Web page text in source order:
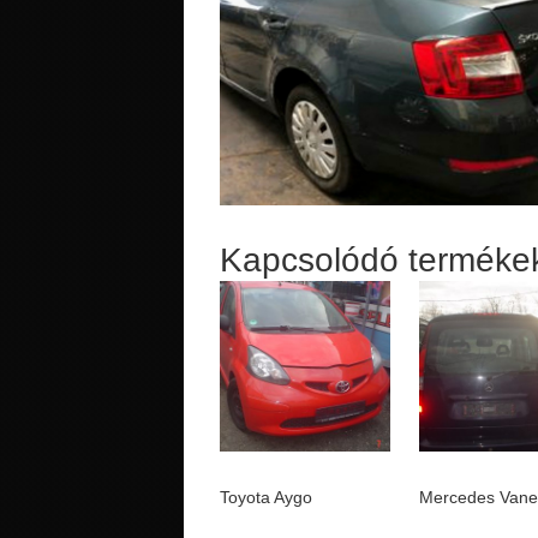
Kapcsolódó
Toyota Aygo Mercedes